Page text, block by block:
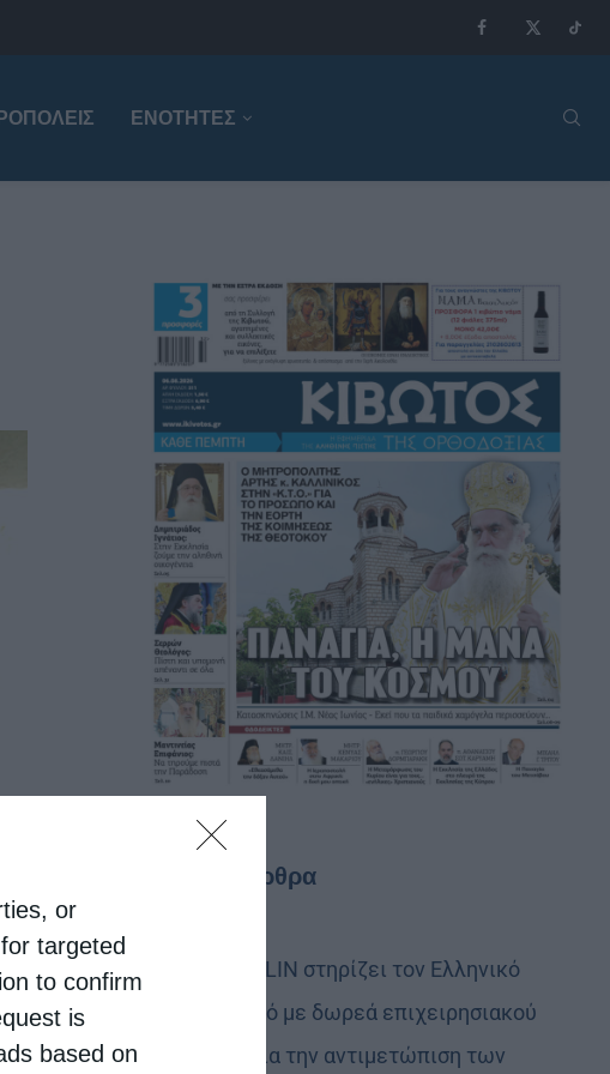
or
targeted
to confirm
is
based on
ΕΝΟΤΗΤΕΣ
Τελευταία άρθρα
Η LEROY MERLIN στηρίζει τον Ελληνικό
Ερυθρό Σταυρό με δωρεά επιχειρησιακού
εξοπλισμού για την αντιμετώπιση των